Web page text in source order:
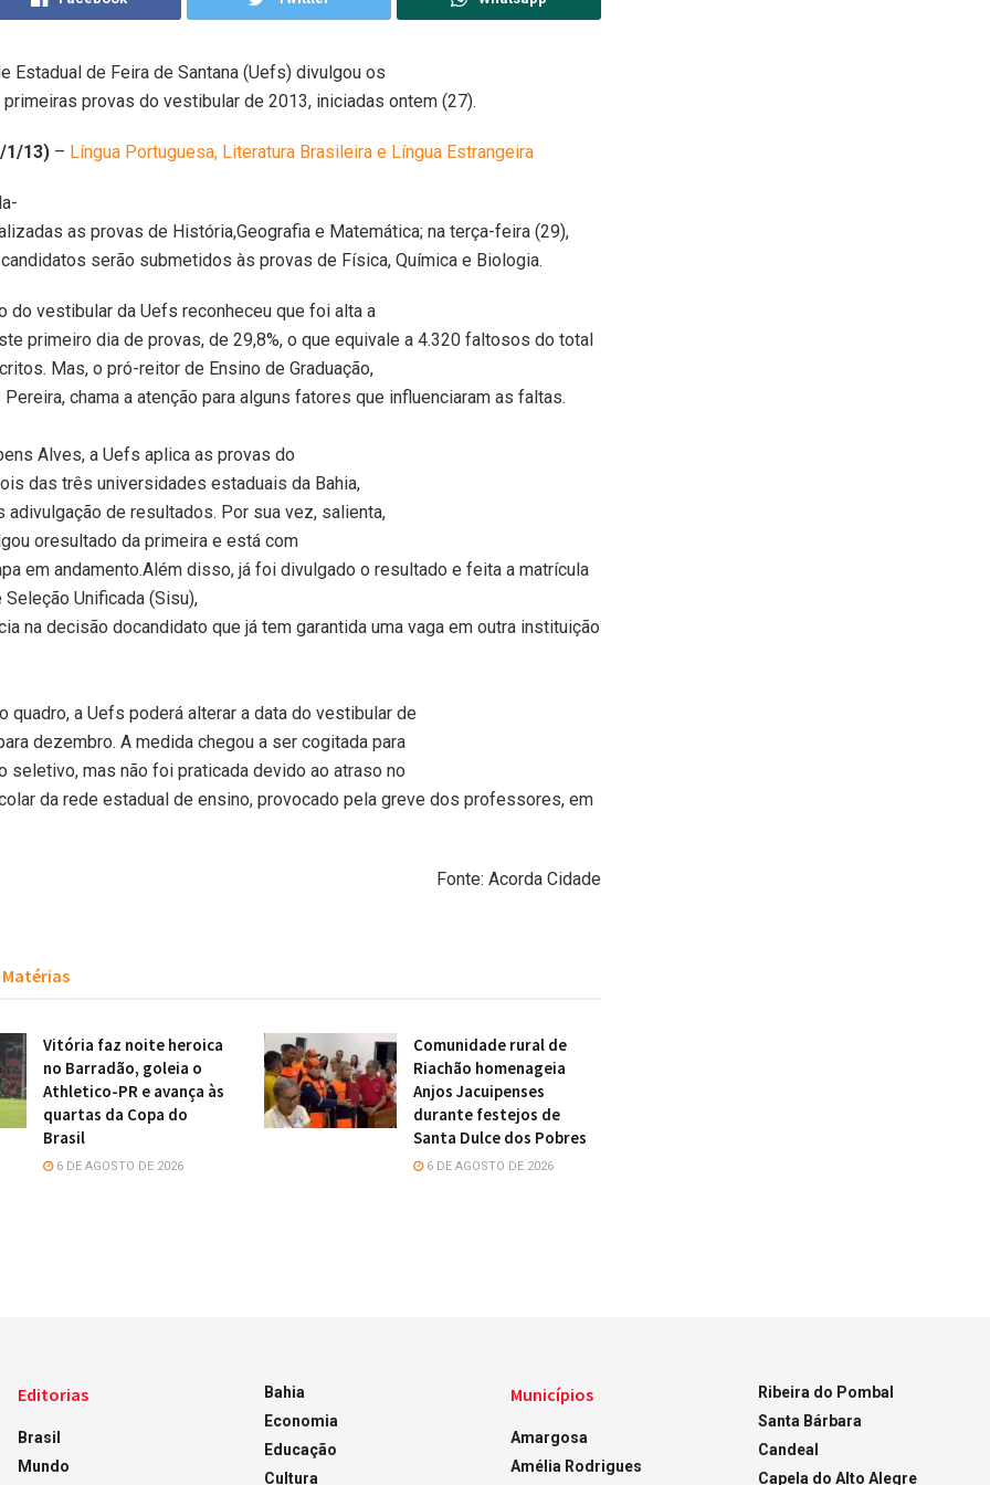
Estadual de Feira de Santana (Uefs) divulgou os
provas do vestibular de 2013, iniciadas ontem (27).
1/13) – Língua Portuguesa, Literatura Brasileira e Língua Estrangeira
as provas de História,Geografia e Matemática; na terça-feira (29),
serão submetidos às provas de Física, Química e Biologia.
do vestibular da Uefs reconheceu que foi alta a
primeiro dia de provas, de 29,8%, o que equivale a 4.320 faltosos do total
Mas, o pró-reitor de Ensino de Graduação,
chama a atenção para alguns fatores que influenciaram as faltas.
Alves, a Uefs aplica as provas do
das três universidades estaduais da Bahia,
adivulgação de resultados. Por sua vez, salienta,
oresultado da primeira e está com
em andamento.Além disso, já foi divulgado o resultado e feita a matrícula
Unificada (Sisu),
na decisão docandidato que já tem garantida uma vaga em outra instituição
quadro, a Uefs poderá alterar a data do vestibular de
dezembro. A medida chegou a ser cogitada para
seletivo, mas não foi praticada devido ao atraso no
da rede estadual de ensino, provocado pela greve dos professores, em
Fonte: Acorda Cidade
Matérias
Vitória faz noite heroica
no Barradão, goleia o
Athletico-PR e avança às
quartas da Copa do
Brasil
6 DE AGOSTO DE 2026
Comunidade rural de
Riachão homenageia
Anjos Jacuipenses
durante festejos de
Santa Dulce dos Pobres
6 DE AGOSTO DE 2026
Editorias
Brasil
Mundo
Bahia
Economia
Educação
Cultura
Municípios
Amargosa
Amélia Rodrigues
Ribeira do Pombal
Santa Bárbara
Candeal
Capela do Alto Alegre